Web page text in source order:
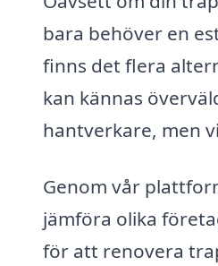
bara behöver en
finns det flera
kan kännas
hantverkare, men
Genom vår
jämföra olika
för att renovera